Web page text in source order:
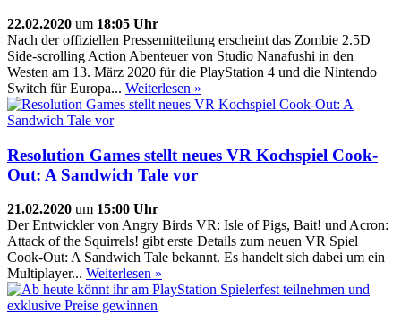
22.02.2020 um 18:05 Uhr
Nach der offiziellen Pressemitteilung erscheint das Zombie 2.5D
Side-scrolling Action Abenteuer von Studio Nanafushi in den
Westen am 13. März 2020 für die PlayStation 4 und die Nintendo
Switch für Europa... Weiterlesen »
Resolution Games stellt neues VR Kochspiel Cook-
Out: A Sandwich Tale vor
21.02.2020 um 15:00 Uhr
Der Entwickler von Angry Birds VR: Isle of Pigs, Bait! und Acron:
Attack of the Squirrels! gibt erste Details zum neuen VR Spiel
Cook-Out: A Sandwich Tale bekannt. Es handelt sich dabei um ein
Multiplayer... Weiterlesen »